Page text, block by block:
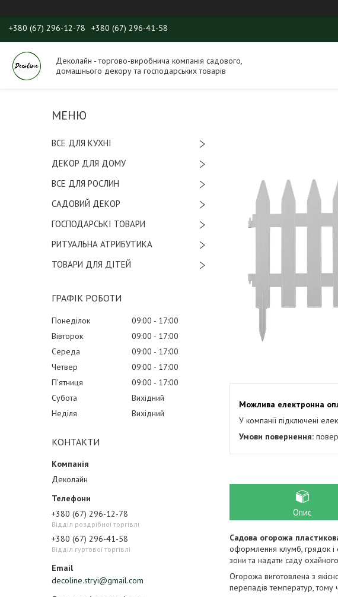
+380 (67) 296-12-78 +380 (67) 296-41-58
Деколайн - торгово-виробнича компанія садового,
домашнього декору та господарських товарів
ВСЕ ДЛЯ КУХНІ
ДЕКОР ДЛЯ ДОМУ
ВСЕ ДЛЯ РОСЛИН
САДОВИЙ ДЕКОР
ГОСПОДАРСЬКІ ТОВАРИ
РИТУАЛЬНА АТРИБУТИКА
ТОВАРИ ДЛЯ ДІТЕЙ
ГРАФІК РОБОТИ
Понеділок 09:00
17:00
Вівторок
09:00
17:00
Середа
09:00
17:00
Четвер
09:00
17:00
Пʼятниця
09:00
17:00
Субота
Вихідний
Неділя
Вихідний
КОНТАКТИ
Деколайн
+380 (67) 296-12-78
Відділ роздрібної торгівлі
+380 (67) 296-41-58
Відділ гуртової торгівлі
decoline.stryi@gmail.com
У компанії підключені
Опис
Садова огорожа
оформлення клумб, грядок і
зони та надати саду
Огорожа виготовлена з
перепадів температур, тому